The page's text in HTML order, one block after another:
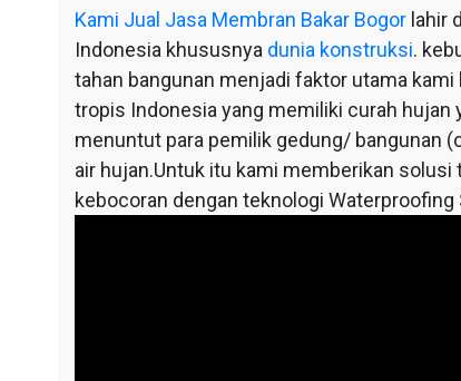
Bogor
Kami Jual Jasa Membran Bakar Bogor lahir
Indonesia khususnya dunia konstruksi.
tahan bangunan menjadi faktor utama
tropis Indonesia yang memiliki curah hujan
menuntut para pemilik gedung/ bangunan
air hujan.Untuk itu kami memberikan
kebocoran dengan teknologi Waterproofing